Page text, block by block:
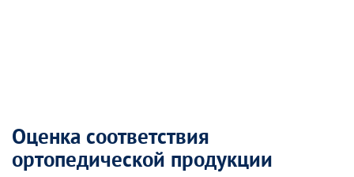
Оценка соответствия
ортопедической продукции